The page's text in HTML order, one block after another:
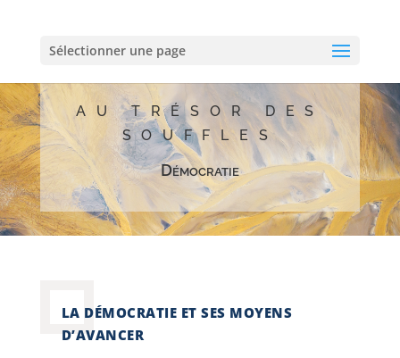
Sélectionner une page
AU TRÉSOR DES
SOUFFLES
Démocratie
LA DÉMOCRATIE ET SES MOYENS
D’AVANCER